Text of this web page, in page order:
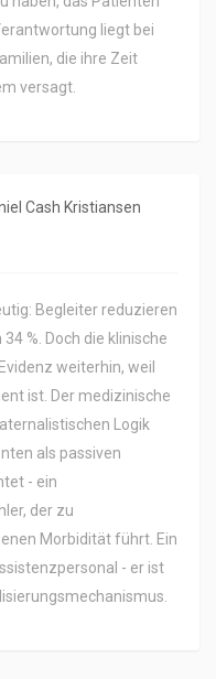
liegt bei
die ihre Zeit
versagt.
Cash Kristiansen
Begleiter reduzieren
%. Doch die klinische
weiterhin, weil
ist. Der medizinische
Logik
als passiven
- ein
der zu
Morbidität führt. Ein
- er ist